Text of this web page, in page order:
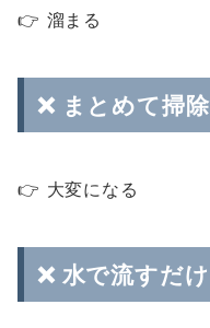
👉 溜まる
❌ まとめて掃除
👉 大変になる
❌ 水で流すだけ